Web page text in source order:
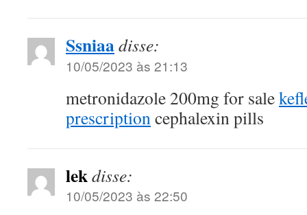
Ssniaadisse:
10/05/2023 às 21:13
metronidazole 200mg for sale
prescriptioncephalexin pills
lekdisse:
10/05/2023 às 22:50